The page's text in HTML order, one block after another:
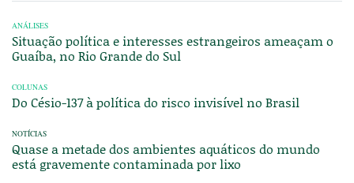
ANÁLISES
Situação política e interesses estrangeiros ameaçam o
Guaíba, no Rio Grande do Sul
COLUNAS
Do Césio-137 à política do risco invisível no Brasil
NOTÍCIAS
Quase a metade dos ambientes aquáticos do mundo
está gravemente contaminada por lixo